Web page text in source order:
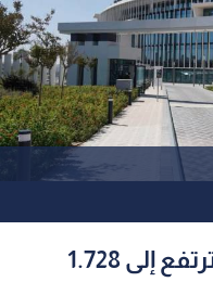
إيرادات "الحكمة للأدوية" ترتفع إلى 1.728